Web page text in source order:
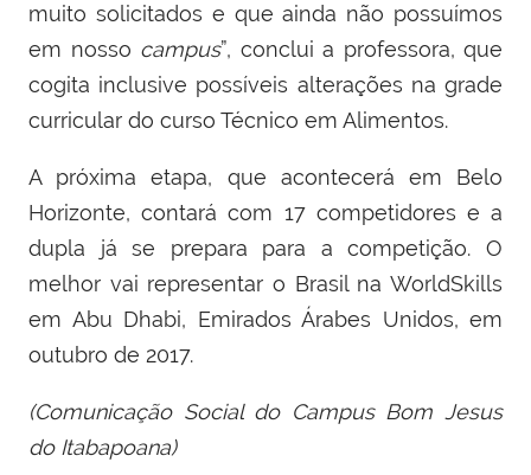
muito solicitados e queainda não possuímos
em nosso campus”, conclui a professora, que
cogita inclusive possíveis alterações na grade
curricular do curso Técnico em Alimentos.
A próxima etapa, que acontecerá em Belo
Horizonte, contará com 17 competidores e a
dupla já se prepara para a competição. O
melhor vai representar o Brasil na WorldSkills
em Abu Dhabi, Emirados Árabes Unidos, em
outubro de 2017.
(Comunicação Social do Campus Bom Jesus
do Itabapoana)